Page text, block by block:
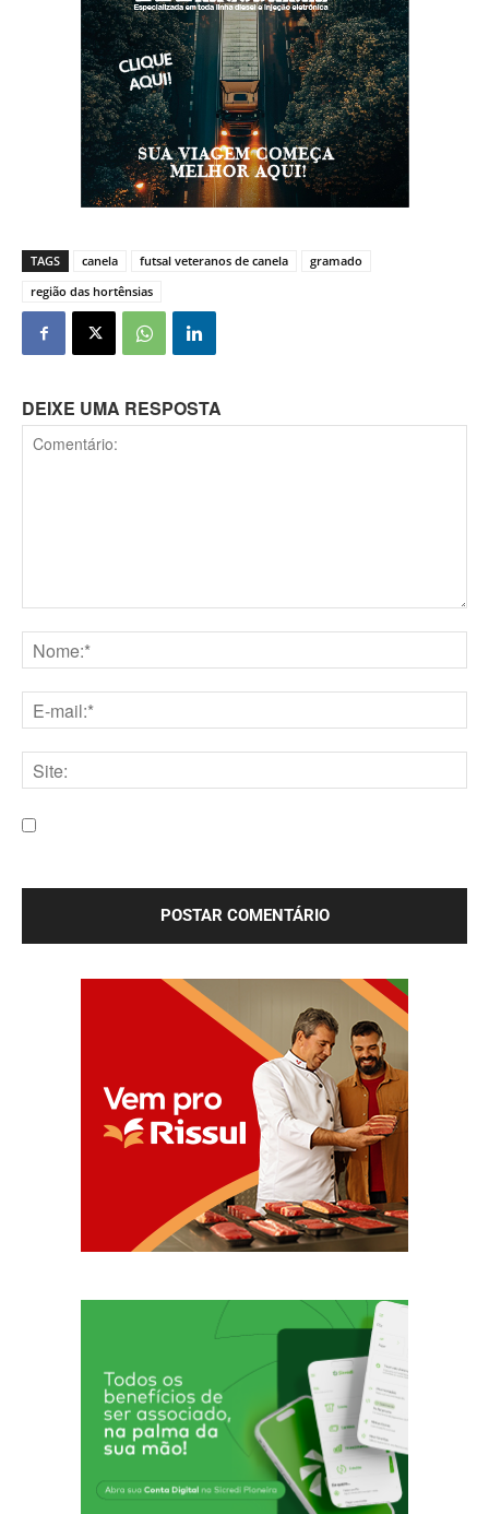
TAGS canela futsal veteranos de canela
gramado
região das hortênsias
DEIXE UMA RESPOSTA
mail:*